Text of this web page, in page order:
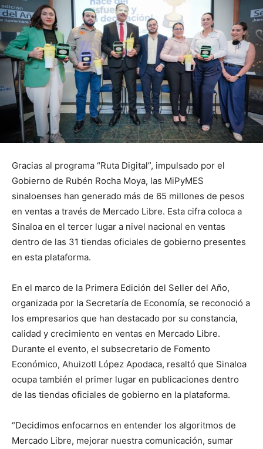
Gracias al programa “Ruta Digital”, impulsado por el
Gobierno de Rubén Rocha Moya, las MiPyMES
sinaloenses han generado más de 65 millones de pesos
en ventas a través de Mercado Libre. Esta cifra coloca a
Sinaloa en el tercer lugar a nivel nacional en ventas
dentro de las 31 tiendas oficiales de gobierno presentes
en esta plataforma.
En el marco de la Primera Edición del Seller del Año,
organizada por la Secretaría de Economía, se reconoció a
los empresarios que han destacado por su constancia,
calidad y crecimiento en ventas en Mercado Libre.
Durante el evento, el subsecretario de Fomento
Económico, Ahuizotl López Apodaca, resaltó que Sinaloa
ocupa también el primer lugar en publicaciones dentro
de las tiendas oficiales de gobierno en la plataforma.
“Decidimos enfocarnos en entender los algoritmos de
Mercado Libre, mejorar nuestra comunicación, sumar